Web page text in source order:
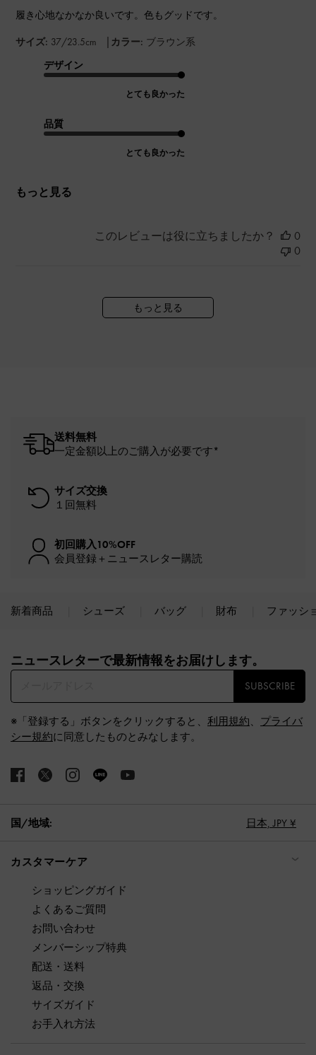
履き心地なかなか良いです。色もグッドです。
サイズ: 37/23.5cm | カラー: ブラウン系
デザイン
とても良かった
品質
とても良かった
もっと見る
このレビューは役に立ちましたか？
0
0
もっと見る
送料無料
一定金額以上のご購入が必要です*
サイズ交換
１回無料
初回購入10%OFF
会員登録＋ニュースレター購読
新着商品 シューズ バッグ 財布 ファッシ
ニュースレターで最新情報をお届けします。​
SUBSCRIBE
※「登録する」ボタンをクリックすると、 利用規約、 プライバ
シー規約に同意したものとみなします。
国/地域: 日本, JPY ¥
カスタマーケア
ショッピングガイド
よくあるご質問
お問い合わせ
メンバーシップ特典
配送・送料
返品・交換
サイズガイド
お手入れ方法